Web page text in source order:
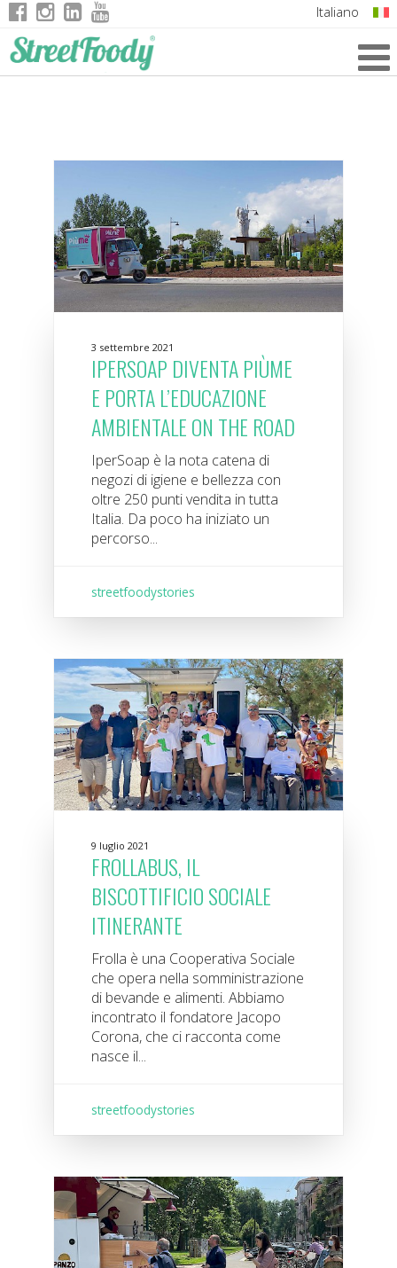
Italiano
3 settembre 2021
IPERSOAP DIVENTA PIÙME
E PORTA L’EDUCAZIONE
AMBIENTALE ON THE ROAD
IperSoap è la nota catena di
negozi di igiene e bellezza con
oltre 250 punti vendita in tutta
Italia. Da poco ha iniziato un
percorso...
streetfoodystories
9 luglio 2021
FROLLABUS, IL
BISCOTTIFICIO SOCIALE
ITINERANTE
Frolla è una Cooperativa Sociale
che opera nella somministrazione
di bevande e alimenti. Abbiamo
incontrato il fondatore Jacopo
Corona, che ci racconta come
nasce il...
streetfoodystories